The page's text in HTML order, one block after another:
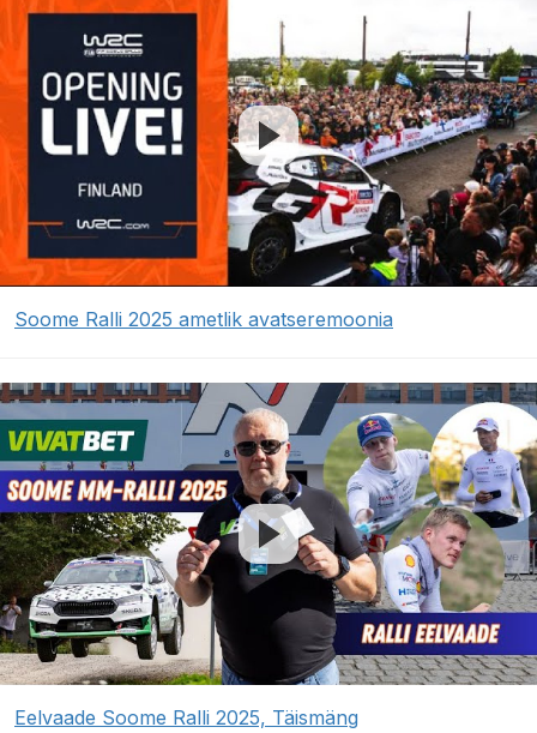
Soome Ralli 2025 ametlik avatseremoonia
Eelvaade Soome Ralli 2025, Täismäng